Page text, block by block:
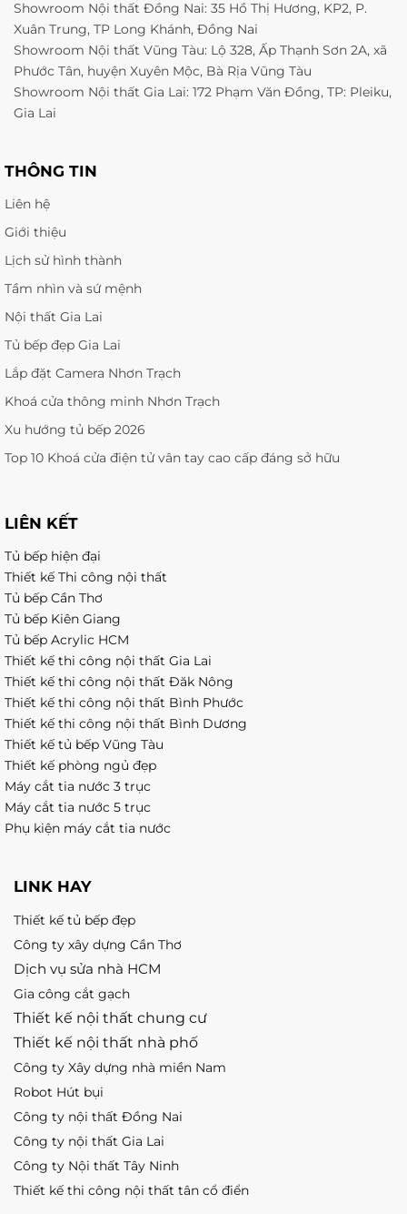
Showroom Nội thất Đồng Nai: 35 Hồ Thị Hương, KP2, P.
Xuân Trung, TP Long Khánh, Đồng Nai
Showroom Nội thất Vũng Tàu: Lộ 328, Ấp Thạnh Sơn 2A, xã
Phước Tân, huyện Xuyên Mộc, Bà Rịa Vũng Tàu
Showroom Nội thất Gia Lai: 172 Phạm Văn Đồng, TP: Pleiku,
Gia Lai
THÔNG TIN
Liên hệ
Giới thiệu
Lịch sử hình thành
Tầm nhìn và sứ mệnh
Nội thất Gia Lai
Tủ bếp đẹp Gia Lai
Lắp đặt Camera Nhơn Trạch
Khoá cửa thông minh Nhơn Trạch
Xu hướng tủ bếp 2026
Top 10 Khoá cửa điện tử vân tay cao cấp đáng sở hữu
LIÊN KẾT
Tủ bếp hiện đại
Thiết kế Thi công nội thất
Tủ bếp Cần Thơ
Tủ bếp Kiên Giang
Tủ bếp Acrylic HCM
Thiết kế thi công nội thất Gia Lai
Thiết kế thi công nội thất Đăk Nông
Thiết kế thi công nội thất Bình Phước
Thiết kế thi công nội thất Bình Dương
Thiết kế tủ bếp Vũng Tàu
Thiết kế phòng ngủ đẹp
Máy cắt tia nước 3 trục
Máy cắt tia nước 5 trục
Phụ kiện máy cắt tia nước
LINK HAY
Thiết kế tủ bếp đẹp
Công ty xây dựng Cần Thơ
Dịch vụ sửa nhà HCM
Gia công cắt gạch
Thiết kế nội thất chung cư
Thiết kế nội thất nhà phố
Công ty Xây dựng nhà miền Nam
Robot Hút bụi
Công ty nội thất Đồng Nai
Công ty nội thất Gia Lai
Công ty Nội thất Tây Ninh
Thiết kế thi công nội thất tân cổ điển